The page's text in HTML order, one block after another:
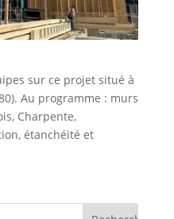
sur ce projet situé à
Au programme : murs
Charpente,
étanchéité et